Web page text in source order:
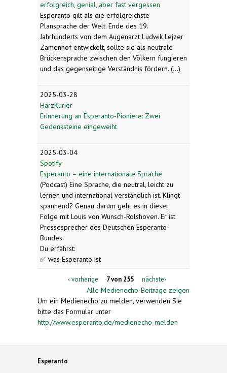
erfolgreich, genial, aber fast vergessen
Esperanto gilt als die erfolgreichste
Plansprache der Welt. Ende des 19.
Jahrhunderts von dem Augenarzt Ludwik Lejzer
Zamenhof entwickelt, sollte sie als neutrale
Brückensprache zwischen den Völkern fungieren
und das gegenseitige Verständnis fördern. (...)
2025-03-28
HarzKurier
Erinnerung an Esperanto-Pioniere: Zwei
Gedenksteine eingeweiht
2025-03-04
Spotify
Esperanto – eine internationale Sprache
(Podcast) Eine Sprache, die neutral, leicht zu
lernen und international verständlich ist. Klingt
spannend? Genau darum geht es in dieser
Folge mit Louis von Wunsch-Rolshoven. Er ist
Pressesprecher des Deutschen Esperanto-
Bundes.
Du erfährst:
✅ was Esperanto ist
‹ vorherige 7 von 255 nächste›
Alle Medienecho-Beiträge zeigen
Um ein Medienecho zu melden, verwenden Sie
bitte das Formular unter
http://www.esperanto.de/medienecho-melden
Esperanto